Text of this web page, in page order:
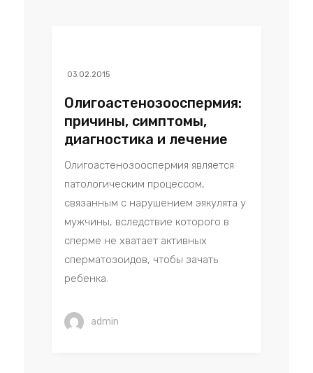
03.02.2015
Олигоастенозооспермия:
причины, симптомы,
диагностика и лечение
Олигоастенозооспермия является
патологическим процессом,
связанным с нарушением эякулята у
мужчины, вследствие которого в
сперме не хватает активных
сперматозоидов, чтобы зачать
ребенка.
admin